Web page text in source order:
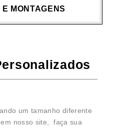
MONTAGENS
um tamanho diferente
nosso site, faça sua